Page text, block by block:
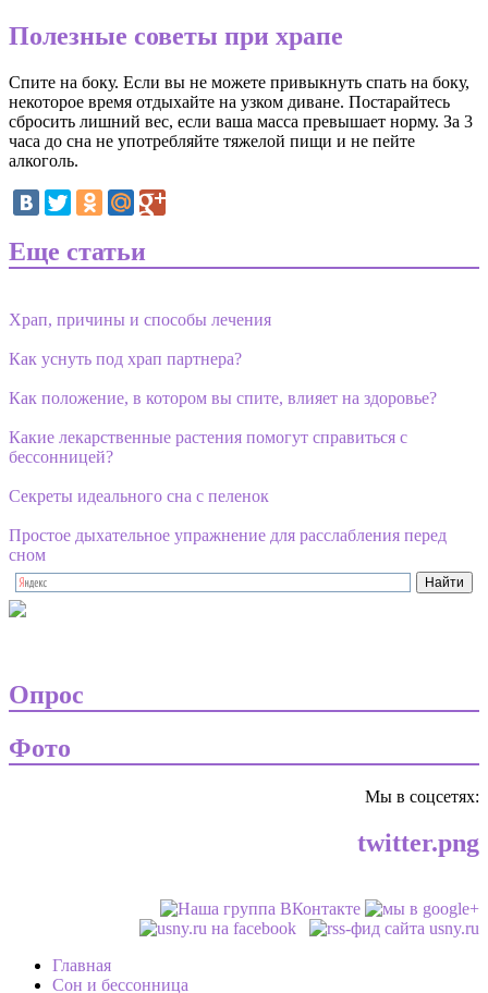
Полезные советы при храпе
Спите на боку. Если вы не можете привыкнуть спать на боку,
некоторое время отдыхайте на узком диване. Постарайтесь
сбросить лишний вес, если ваша масса превышает норму. За 3
часа до сна не употребляйте тяжелой пищи и не пейте
алкоголь.
Еще статьи
Храп, причины и способы лечения
Как уснуть под храп партнера?
Как положение, в котором вы спите, влияет на здоровье?
Какие лекарственные растения помогут справиться с
бессонницей?
Секреты идеального сна с пеленок
Простое дыхательное упражнение для расслабления перед
сном
Опрос
Фото
Мы в соцсетях:
twitter.png
Главная
Сон и бессонница